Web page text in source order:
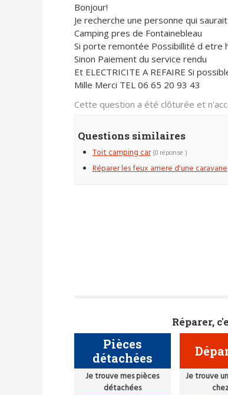
Bonjour!
Je recherche une personne qui
Camping pres de Fontainebleau
Si porte remontée Possibillité d etre
Sinon Paiement du service rendu
Et ELECTRICITE A REFAIRE Si
Mille Merci TEL 06 65 20 93 43
Cette question a été clôturée et
Questions similaires
Toit camping car (0 réponse )
Réparer les feux arriere d'une caravane
Réparer,
Pièces
détachées
Je trouve mes pièces
détachées
Je trouve